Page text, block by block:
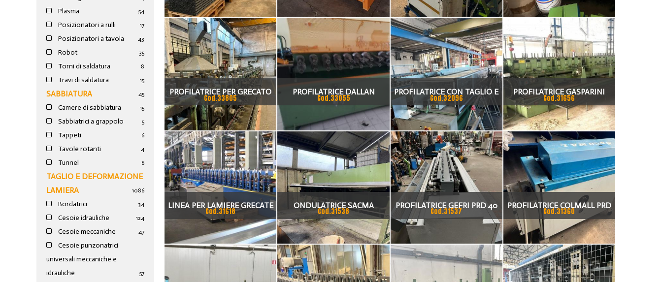
Plasma 54
Posizionatori a rulli 17
Posizionatori a tavola 43
Robot 35
Torni di saldatura 8
Travi di saldatura 15
SABBIATURA 45
Camere di sabbiatura 15
Sabbiatrici a grappolo 5
Tappeti 6
Tavole rotanti 4
Tunnel 6
TAGLIO E DEFORMAZIONE
LAMIERA
1086
Bordatrici 34
Cesoie idrauliche 124
Cesoie meccaniche 47
Cesoie punzonatrici
universali meccaniche e
idrauliche
57
PROFILATRICE PER GRECATO
GASPARINI
Cod.33805
PROFILATRICE DALLAN
Cod.33055
PROFILATRICE CON TAGLIO E
ASPO
Cod.32096
PROFILATRICE GASPARINI
Cod.31656
LINEA PER LAMIERE GRECATE
Cod.31618
ONDULATRICE SACMA
Cod.31538
PROFILATRICE GEFRI PRD 40
ANNO 2001
Cod.31537
PROFILATRICE COLMALL PRD
12 ANNO 2011
Cod.31360